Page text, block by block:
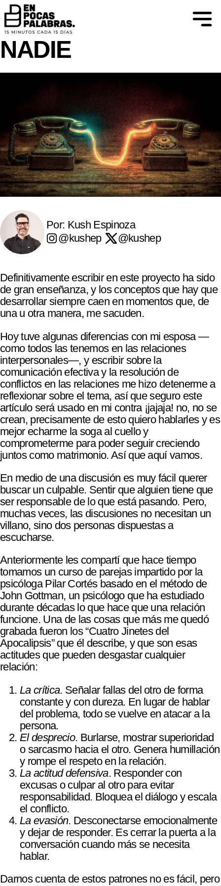
CREER PARA VER
LA CULPA ES DE
NADIE
Por: Kush Espinoza
@kushep
@kushep
Definitivamente escribir en este proyecto ha sido
de gran enseñanza, y los conceptos que hay que
desarrollar siempre caen en momentos que, de
una u otra manera, me sacuden.
Hoy tuve algunas diferencias con mi esposa —
como todos las tenemos en las relaciones
interpersonales—, y escribir sobre la
comunicación efectiva y la resolución de
conflictos en las relaciones me hizo detenerme a
reflexionar sobre el tema, así que seguro este
artículo será usado en mi contra ¡jajaja! no, no se
crean, precisamente de esto quiero hablarles y es
mejor echarme la soga al cuello y
comprometerme para poder seguir creciendo
juntos como matrimonio. Así que aquí vamos.
En medio de una discusión es muy fácil querer
buscar un culpable. Sentir que alguien tiene que
ser responsable de lo que está pasando. Pero,
muchas veces, las discusiones no necesitan un
villano, sino dos personas dispuestas a
escucharse.
Anteriormente les compartí que hace tiempo
tomamos un curso de parejas impartido por la
psicóloga Pilar Cortés basado en el método de
John Gottman, un psicólogo que ha estudiado
durante décadas lo que hace que una relación
funcione. Una de las cosas que más me quedó
grabada fueron los “Cuatro Jinetes del
Apocalipsis” que él describe, y que son esas
actitudes que pueden desgastar cualquier
relación:
La crítica. Señalar fallas del otro de forma
constante y con dureza. En lugar de hablar
del problema, todo se vuelve en atacar a la
persona.
El desprecio. Burlarse, mostrar superioridad
o sarcasmo hacia el otro. Genera humillación
y rompe el respeto en la relación.
La actitud defensiva. Responder con
excusas o culpar al otro para evitar
responsabilidad. Bloquea el diálogo y escala
el conflicto.
La evasión. Desconectarse emocionalmente
y dejar de responder. Es cerrar la puerta a la
conversación cuando más se necesita
hablar.
Darnos cuenta de estos patrones no es fácil, pero